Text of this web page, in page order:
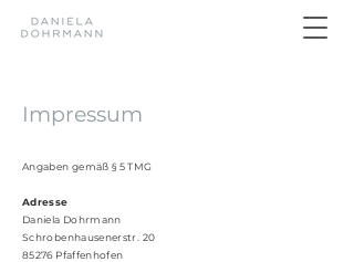
Impressum
Angaben gemäß § 5 TMG
Adresse
Daniela Dohrmann
Schrobenhausenerstr. 20
85276 Pfaffenhofen